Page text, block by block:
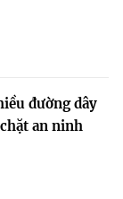
đường dây
an ninh